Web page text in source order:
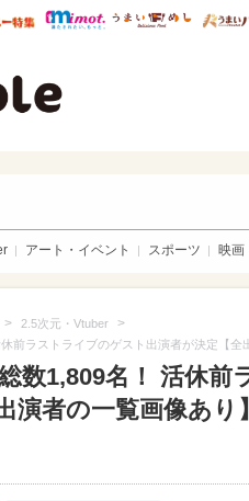
マ* ウレぴあ総研 ディズニー特
mimot. うまい
アート・イベント スポーツ 映画
> 2.5次元・Vtuber >
前ラストライブのゲスト出演者が決定【全
数1,809名！ 活休
演者の一覧画像あり